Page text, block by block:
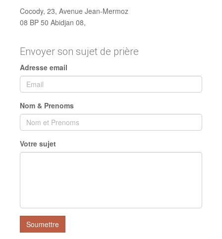
Cocody, 23, Avenue Jean-Mermoz
08 BP 50 Abidjan 08,
Envoyer son sujet de prière
Adresse email
Nom & Prenoms
Votre sujet
Soumettre